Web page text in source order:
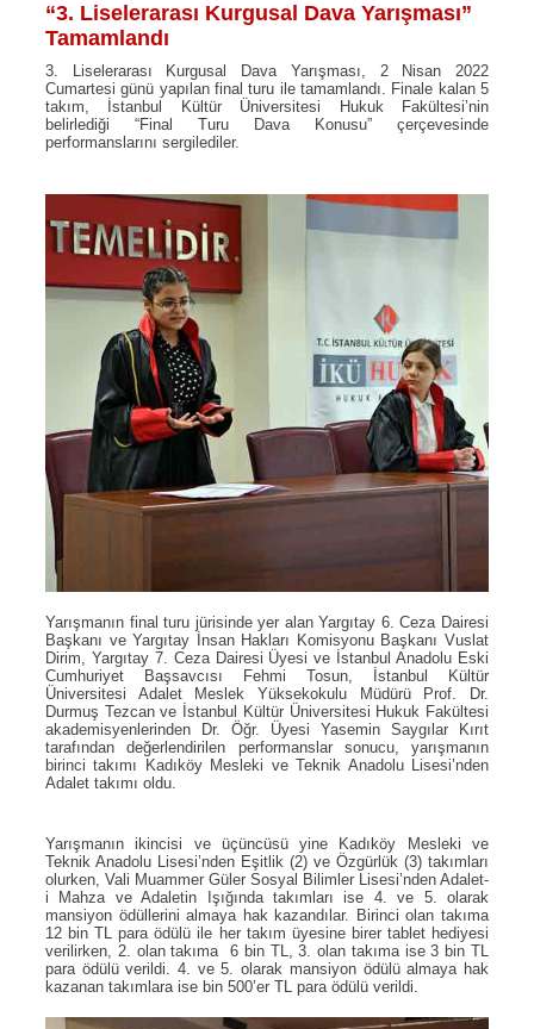
“3. Liselerarası Kurgusal Dava Yarışması”
Tamamlandı
3. Liselerarası Kurgusal Dava Yarışması, 2 Nisan 2022
Cumartesi günü yapılan final turu ile tamamlandı. Finale kalan 5
takım, İstanbul Kültür Üniversitesi Hukuk Fakültesi’nin
belirlediği “Final Turu Dava Konusu” çerçevesinde
performanslarını sergilediler.
Yarışmanın final turu jürisinde yer alan Yargıtay 6. Ceza Dairesi
Başkanı ve Yargıtay İnsan Hakları Komisyonu Başkanı Vuslat
Dirim, Yargıtay 7. Ceza Dairesi Üyesi ve İstanbul Anadolu Eski
Cumhuriyet Başsavcısı Fehmi Tosun, İstanbul Kültür
Üniversitesi Adalet Meslek Yüksekokulu Müdürü Prof. Dr.
Durmuş Tezcan ve İstanbul Kültür Üniversitesi Hukuk Fakültesi
akademisyenlerinden Dr. Öğr. Üyesi Yasemin Saygılar Kırıt
tarafından değerlendirilen performanslar sonucu, yarışmanın
birinci takımı Kadıköy Mesleki ve Teknik Anadolu Lisesi’nden
Adalet takımı oldu.
Yarışmanın ikincisi ve üçüncüsü yine Kadıköy Mesleki ve
Teknik Anadolu Lisesi’nden Eşitlik (2) ve Özgürlük (3) takımları
olurken, Vali Muammer Güler Sosyal Bilimler Lisesi’nden Adalet-
i Mahza ve Adaletin Işığında takımları ise 4. ve 5. olarak
mansiyon ödüllerini almaya hak kazandılar. Birinci olan takıma
12 bin TL para ödülü ile her takım üyesine birer tablet hediyesi
verilirken, 2. olan takıma 6 bin TL, 3. olan takıma ise 3 bin TL
para ödülü verildi. 4. ve 5. olarak mansiyon ödülü almaya hak
kazanan takımlara ise bin 500’er TL para ödülü verildi.